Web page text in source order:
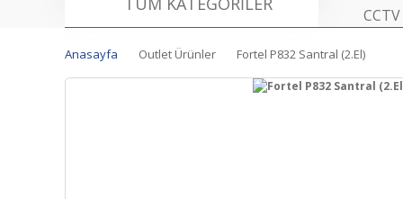
Anasayfa Outlet Ürünler Fortel P832 Santral (2.El)